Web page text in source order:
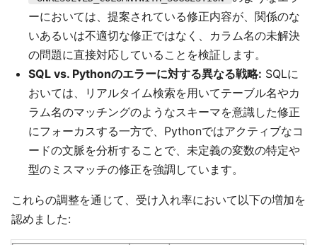
ーにおいては、提案されている修正内容が、関係のな
いあるいは不適切な修正ではなく、カラム名の未解決
の問題に直接対応していることを検証します。
SQL vs. Pythonのエラーに対する異なる戦略: SQLに
おいては、リアルタイム検索を用いてテーブル名やカ
ラム名のマッチングのようなスキーマを意識した修正
にフォーカスする一方で、Pythonではアクティブなコ
ードの文脈を分析することで、未定義の変数の特定や
型のミスマッチの修正を強調しています。
これらの調整を通じて、受け入れ率において以下の増加を
認めました: